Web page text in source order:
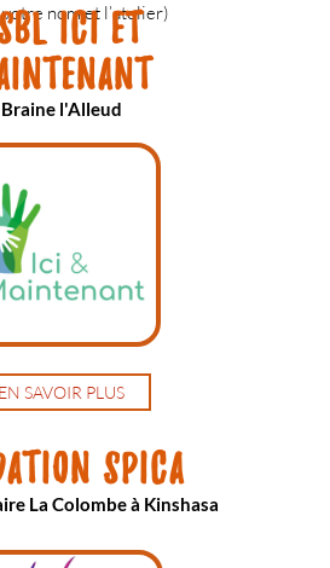
nom et l’atelier)
SPICA
La Colombe à Kinshasa
Ici et
Braine l'Alleud
EN SAVOIR PLUS